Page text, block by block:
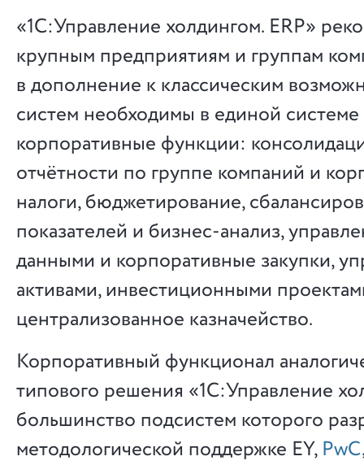
«1С:Управление холдингом. ERP»
крупным предприятиям и группам
в дополнение к классическим
систем необходимы в единой системе
корпоративные функции:
отчётности по группе компаний и
налоги, бюджетирование,
показателей и бизнес-анализ,
данными и корпоративные закупки,
активами, инвестиционными
централизованное казначейство.
Корпоративный функционал
типового решения «1С:Управление
большинство подсистем которого
методологической поддержке EY,PwC